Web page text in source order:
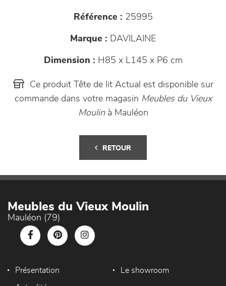
Référence : 25995
Marque : DAVILAINE
Dimension : H85 x L145 x P6 cm
Ce produit Tête de lit Actual est disponible sur
commande dans votre magasin Meubles du Vieux
Moulinà Mauléon
RETOUR
Meubles du Vieux Moulin
Mauléon (79)
Présentation Le showroom